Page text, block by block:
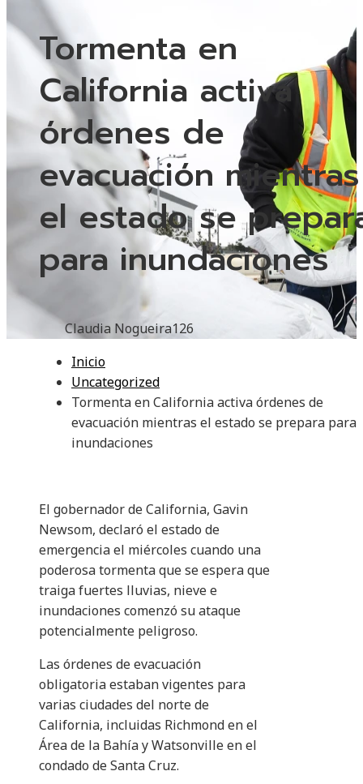
Tormenta en
California activa
órdenes de
evacuación mientras
el estado se
para inundaciones
Claudia Nogueira126
Inicio
Uncategorized
Tormenta en California activa órdenes de
evacuación mientras el estado se prepara para
inundaciones
El gobernador de California, Gavin
Newsom, declaró el estado de
emergencia el miércoles cuando una
poderosa tormenta que se espera que
traiga fuertes lluvias, nieve e
inundaciones comenzó su ataque
potencialmente peligroso.
Las órdenes de evacuación
obligatoria estaban vigentes para
varias ciudades del norte de
California, incluidas Richmond en el
Área de la Bahía y Watsonville en el
condado de Santa Cruz.